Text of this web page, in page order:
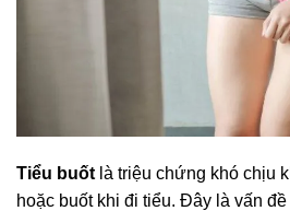
Tiểu buốt là triệu chứng khó chịu
hoặc buốt khi đi tiểu. Đây là vấn